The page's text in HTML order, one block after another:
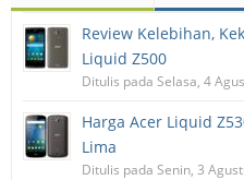
Review Kelebihan,
Liquid Z500
Ditulis pada Selasa, 4
Harga Acer Liquid
Lima
Ditulis pada Senin, 3